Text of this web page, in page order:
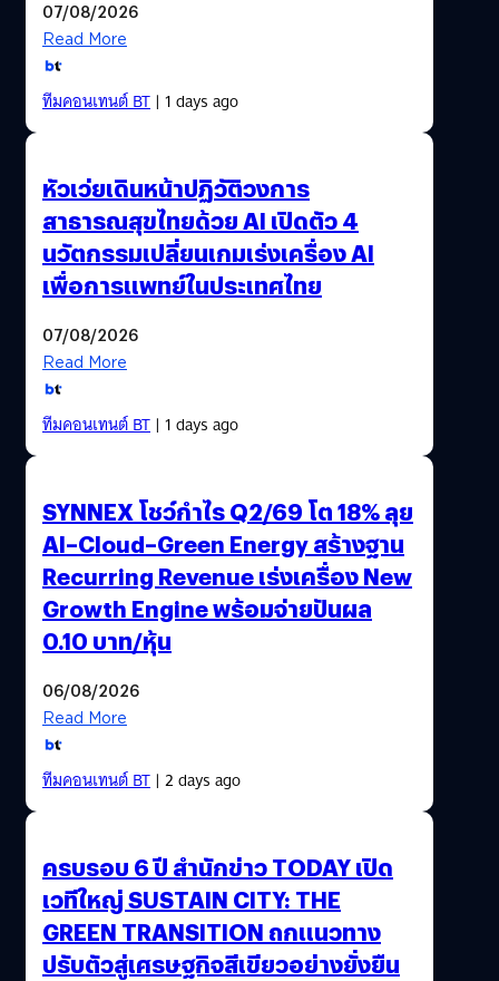
07/08/2026
Read More
ทีมคอนเทนต์ BT| 1 days ago
หัวเว่ยเดินหน้าปฏิวัติวงการ
สาธารณสุขไทยด้วย AI เปิดตัว 4
นวัตกรรมเปลี่ยนเกมเร่งเครื่อง AI
เพื่อการแพทย์ในประเทศไทย
07/08/2026
Read More
ทีมคอนเทนต์ BT| 1 days ago
SYNNEX โชว์กำไร Q2/69 โต 18% ลุย
AI–Cloud–Green Energy สร้างฐาน
Recurring Revenue เร่งเครื่อง New
Growth Engine พร้อมจ่ายปันผล
0.10 บาท/หุ้น
06/08/2026
Read More
ทีมคอนเทนต์ BT| 2 days ago
ครบรอบ 6 ปี สำนักข่าว TODAY เปิด
เวทีใหญ่ SUSTAIN CITY: THE
GREEN TRANSITION ถกแนวทาง
ปรับตัวสู่เศรษฐกิจสีเขียวอย่างยั่งยืน